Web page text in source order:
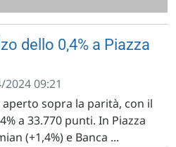
dello 0,4% a Piazza
09:21
sopra la parità, con il
a 33.770 punti. In Piazza
(+1,4%) e Banca ...